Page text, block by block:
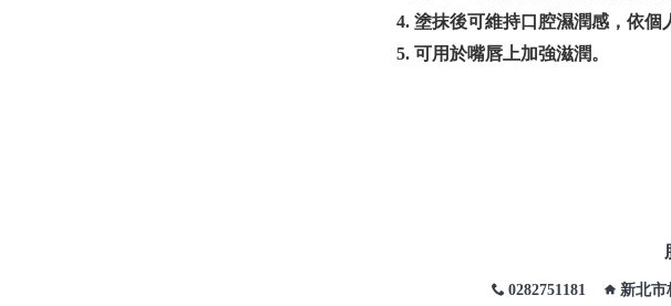
塗抹後可維持口腔濕潤感，依個
可用於嘴唇上加強滋潤。
0282751181 新北市